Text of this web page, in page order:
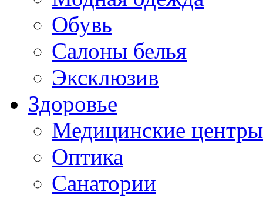
Обувь
Салоны белья
Эксклюзив
Здоровье
Медицинские центры
Оптика
Санатории